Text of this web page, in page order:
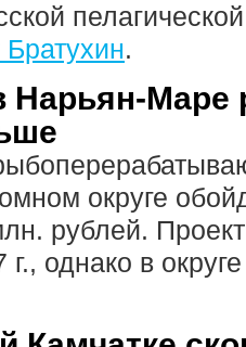
.
Нарьян-Маре
округе
рублей.
однако в